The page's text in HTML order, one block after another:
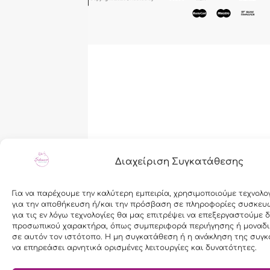
Διαχείριση Συγκατάθεσης
Για να παρέχουμε την καλύτερη εμπειρία, χρησιμοποιούμε
για την αποθήκευση ή/και την πρόσβαση σε πληροφορίες
για τις εν λόγω τεχνολογίες θα μας επιτρέψει να επεξεργαστούμε
προσωπικού χαρακτήρα, όπως συμπεριφορά περιήγησης ή
σε αυτόν τον ιστότοπο. Η μη συγκατάθεση ή η ανάκληση της
να επηρεάσει αρνητικά ορισμένες λειτουργίες και δυνατότητες.